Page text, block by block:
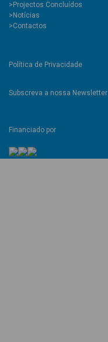
>Projectos Concluídos
>Notícias
>Contactos
Política de Privacidade
Subscreva a nossa Newsletter
Financiado por